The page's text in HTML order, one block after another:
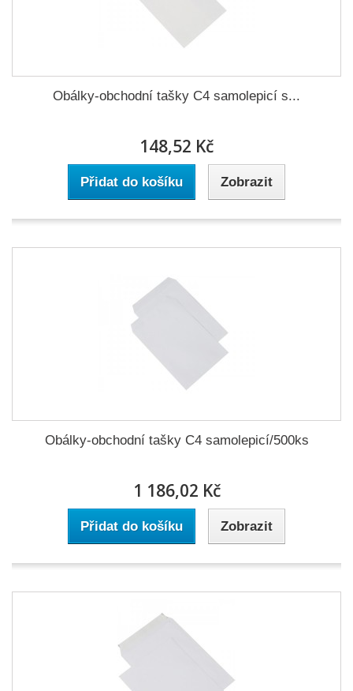
Obálky-obchodní tašky C4 samolepicí s...
148,52 Kč
Přidat do košíku Zobrazit
Obálky-obchodní tašky C4 samolepicí/500ks
1 186,02 Kč
Přidat do košíku Zobrazit